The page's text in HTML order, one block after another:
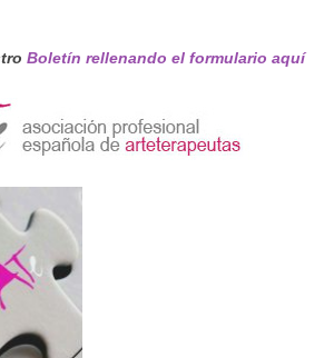
de supervisoras
Formación continuada
Boletín rellenando el formulario aquí